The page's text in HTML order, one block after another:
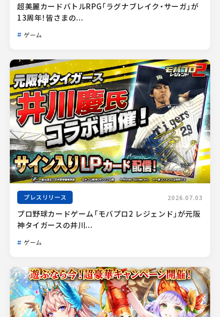
超美麗カードバトルRPG「ラグナブレイク・サーガ」が
13周年！皆さまの...
ゲーム
プレスリリース 2026.07.03
プロ野球カードゲーム「モバプロ2 レジェンド」が元阪
神タイガースの井川...
ゲーム